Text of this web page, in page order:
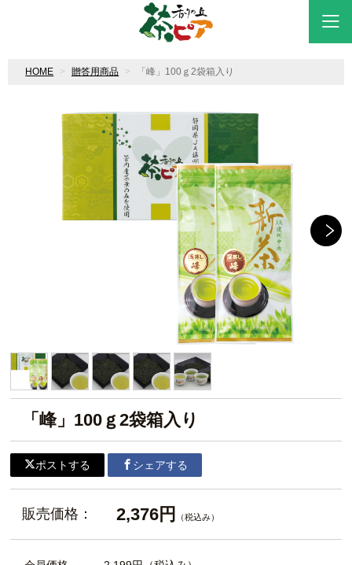
HOME 贈答用商品 「峰」100ｇ2袋箱入り
「峰」100ｇ2袋箱入り
ポストする シェアする
販売価格： 2,376円 （税込み）